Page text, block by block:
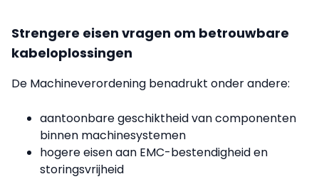
Strengere eisen vragen om betrouwbare
kabeloplossingen
De Machineverordening benadrukt onder andere:
aantoonbare geschiktheid van componenten
binnen machinesystemen
hogere eisen aan EMC-bestendigheid en
storingsvrijheid